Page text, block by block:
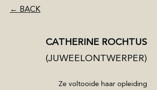
← BACK
CATHERINE ROCHTUS
(JUWEELONTWERPER)
Ze voltooide haar opleiding